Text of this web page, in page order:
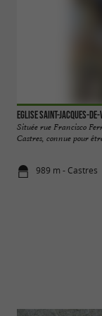
Eglise Saint-Jacques-
Située rue Francisco
Castres, connue pour
989 m - Castres